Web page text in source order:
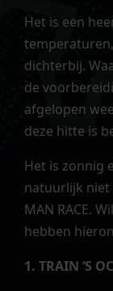
Het is een
temperaturen,
dichterbij.
de
afgelopen
deze hitte is
Het is zonnig
natuurlijk niet
MAN RACE.
hebben
1. TRAIN ‘S